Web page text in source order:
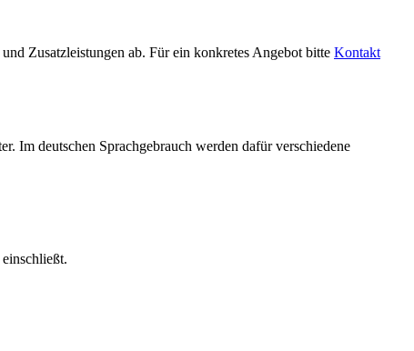
Zusatzleistungen ab. Für ein konkretes Angebot bitte Kontakt
Im deutschen Sprachgebrauch werden dafür verschiedene